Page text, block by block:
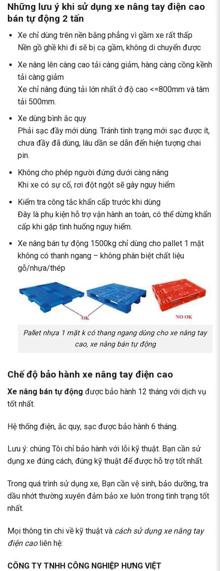
Những lưu ý khi sử dụng xe nâng tay điện cao
bán tự động 2 tấn
Xe chỉ dùng trên nền bằng phẳng vì gầm xe rất thấp
Nền gồ ghề khi đi sẽ bị cạ gầm, không di chuyển được
Xe nâng lên càng cao tải càng giảm, hàng càng cồng kềnh
tải càng giảm
Xe chỉ nâng đúng tải lớn nhất ở độ cao <=800mm và tâm
tải 500mm.
Xe dùng bình ắc quy
Phải sạc đầy mới dùng. Tránh tình trạng mới sạc được ít,
chưa đầy đã dùng, lâu dần se dẫn đến hiện tượng chai
pin.
Không cho phép người đứng dưới càng nâng
Khi xe có sự cố, rơi đột ngột sẽ gây nguy hiểm
Kiểm tra công tắc khẩn cấp trước khi dùng
Đây là phụ kiện hỗ trợ vận hành an toàn, có thể dừng khẩn
cấp khi gặp tình huống nguy hiểm.
Xe nâng bán tự động 1500kg chỉ dùng cho pallet 1 mặt
không có thanh ngang – không phân biệt chất liệu
gỗ/nhựa/thép
Pallet nhựa 1 mặt k có thang ngang dùng cho xe nâng tay
cao, xe nâng bán tự động
Chế độ bảo hành xe nâng tay điện cao
Xe nâng bán tự động được bảo hành 12 tháng với dịch vụ
tốt nhất.
Hệ thống điện, ắc quy, sạc được bảo hành 6 tháng.
Lưu ý: chúng Tôi chỉ bảo hành với lỗi kỹ thuật. Bạn cần sử
dụng xe đúng cách, đúng kỹ thuật để được hỗ trợ tốt nhất.
Trong quá trình sử dụng xe, Bạn cần vệ sinh, bảo dưỡng, tra
dầu nhớt thường xuyên đảm bảo xe luôn trong tình trạng tốt
nhất.
Mọi thông tin chi về kỹ thuật và cách sử dụng xe nâng tay
điện caoliên hệ:
CÔNG TY TNHH CÔNG NGHIỆP HƯNG VIỆT